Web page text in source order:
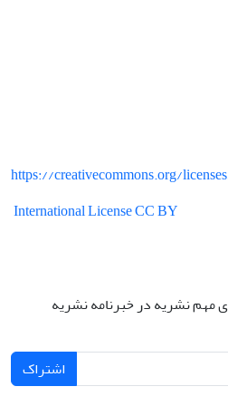
https://creativecommons.org/
International License CC BY
مهم نشریه در خبرنامه نشریه
اشتراک